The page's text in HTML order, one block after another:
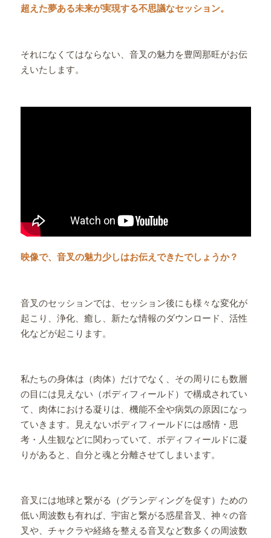
超えた夢ある未来が実現する不思議なセッション。
それになくてはならない、音叉の魅力を豊岡那旺がお伝
えいたします。
映像で、音叉の魅力少しはお伝えできたでしょうか？
音叉のセッションでは、セッション後にも様々な変化が
起こり、浄化、癒し、新たな情報のダウンロード、活性
化などが起こります。
私たちの身体は（肉体）だけでなく、その周りにも数層
の目には見えない（ボディフィールド）で構成されてい
て、肉体における凝りは、機能不全や病気の原因になっ
ていきます。見えないボディフィールドには感情・思
考・人生観などに関わっていて、ボディフィールドに凝
りがあると、自分と魂と分離させてしまいます。
音叉には地球と繋がる（グランディングを促す）ための
低い周波数も有れば、宇宙と繋がる惑星音叉、神々の音
叉や、チャクラや経絡を整える音叉など数多くの周波数